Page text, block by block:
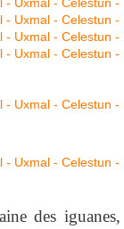
des